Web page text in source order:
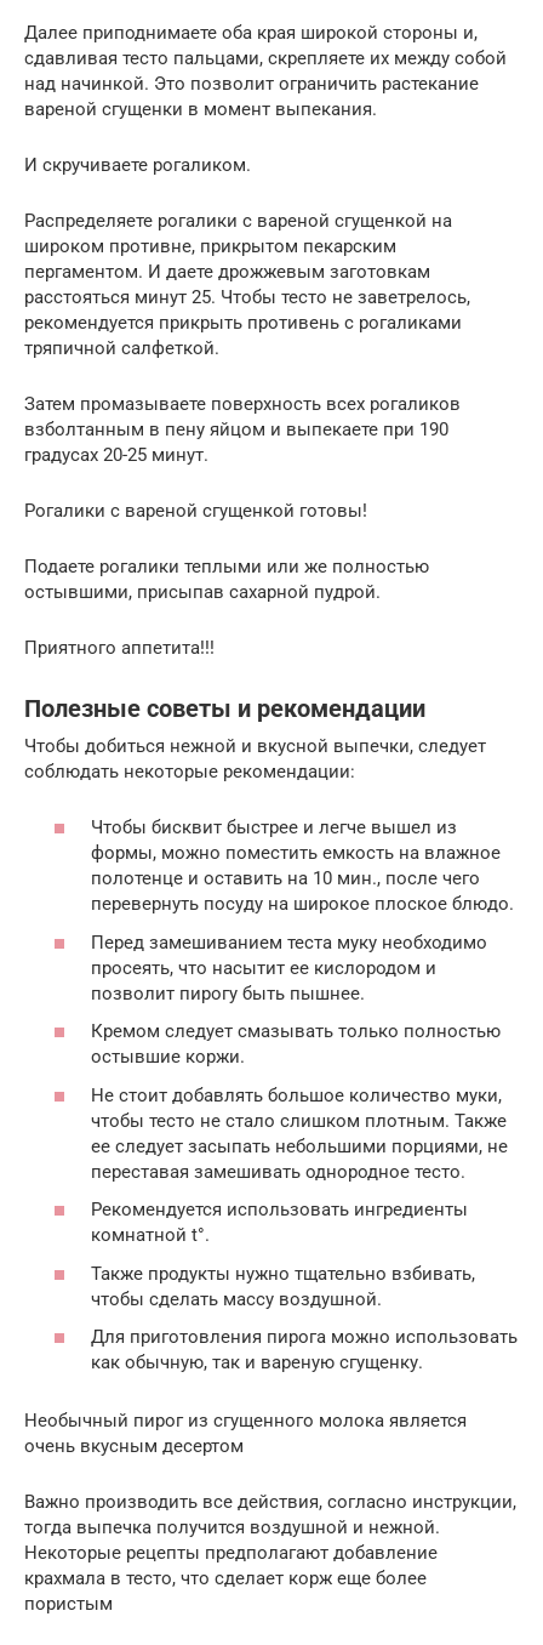
Далее приподнимаете оба края широкой стороны и,
сдавливая тесто пальцами, скрепляете их между собой
над начинкой. Это позволит ограничить растекание
вареной сгущенки в момент выпекания.
И скручиваете рогаликом.
Распределяете рогалики с вареной сгущенкой на
широком противне, прикрытом пекарским
пергаментом. И даете дрожжевым заготовкам
расстояться минут 25. Чтобы тесто не заветрелось,
рекомендуется прикрыть противень с рогаликами
тряпичной салфеткой.
Затем промазываете поверхность всех рогаликов
взболтанным в пену яйцом и выпекаете при 190
градусах 20-25 минут.
Рогалики с вареной сгущенкой готовы!
Подаете рогалики теплыми или же полностью
остывшими, присыпав сахарной пудрой.
Приятного аппетита!!!
Полезные советы и рекомендации
Чтобы добиться нежной и вкусной выпечки, следует
соблюдать некоторые рекомендации:
Чтобы бисквит быстрее и легче вышел из
формы, можно поместить емкость на влажное
полотенце и оставить на 10 мин., после чего
перевернуть посуду на широкое плоское блюдо.
Перед замешиванием теста муку необходимо
просеять, что насытит ее кислородом и
позволит пирогу быть пышнее.
Кремом следует смазывать только полностью
остывшие коржи.
Не стоит добавлять большое количество муки,
чтобы тесто не стало слишком плотным. Также
ее следует засыпать небольшими порциями, не
переставая замешивать однородное тесто.
Рекомендуется использовать ингредиенты
комнатной t°.
Также продукты нужно тщательно взбивать,
чтобы сделать массу воздушной.
Для приготовления пирога можно использовать
как обычную, так и вареную сгущенку.
Необычный пирог из сгущенного молока является
очень вкусным десертом
Важно производить все действия, согласно инструкции,
тогда выпечка получится воздушной и нежной.
Некоторые рецепты предполагают добавление
крахмала в тесто, что сделает корж еще более
пористым